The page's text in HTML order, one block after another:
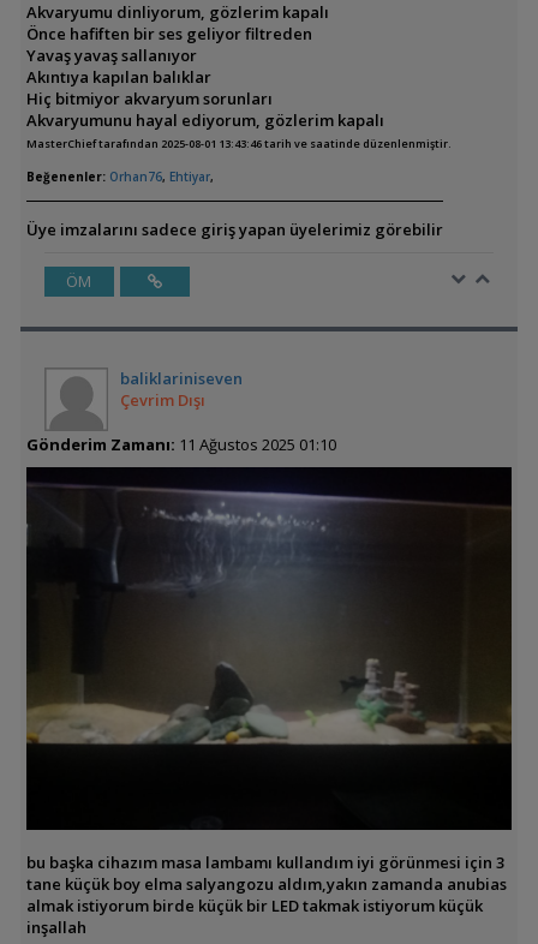
Akvaryumu dinliyorum, gözlerim kapalı
Önce hafiften bir ses geliyor filtreden
Yavaş yavaş sallanıyor
Akıntıya kapılan balıklar
Hiç bitmiyor akvaryum sorunları
Akvaryumunu hayal ediyorum, gözlerim kapalı
MasterChief tarafından 2025-08-01 13:43:46 tarih ve saatinde düzenlenmiştir.
Beğenenler: Orhan76, Ehtiyar,
Üye imzalarını sadece giriş yapan üyelerimiz görebilir
ÖM
baliklariniseven
Çevrim Dışı
Gönderim Zamanı: 11 Ağustos 2025 01:10
bu başka cihazım masa lambamı kullandım iyi görünmesi için 3
tane küçük boy elma salyangozu aldım,yakın zamanda anubias
almak istiyorum birde küçük bir LED takmak istiyorum küçük
inşallah